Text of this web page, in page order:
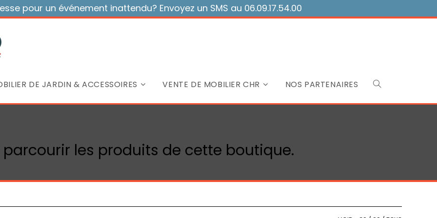
pour un événement inattendu? Envoyez un SMS au 06.09.17.54.00
DE JARDIN & ACCESSOIRES VENTE DE MOBILIER CHR NOS PARTENAIRES Toggle
parcourir les produits de cette boutique.